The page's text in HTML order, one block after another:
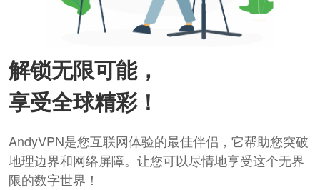
解锁无限可能，
享受全球精彩！
AndyVPN是您互联网体验的最佳伴侣，它帮助您突破
地理边界和网络屏障。让您可以尽情地享受这个无界
限的数字世界！